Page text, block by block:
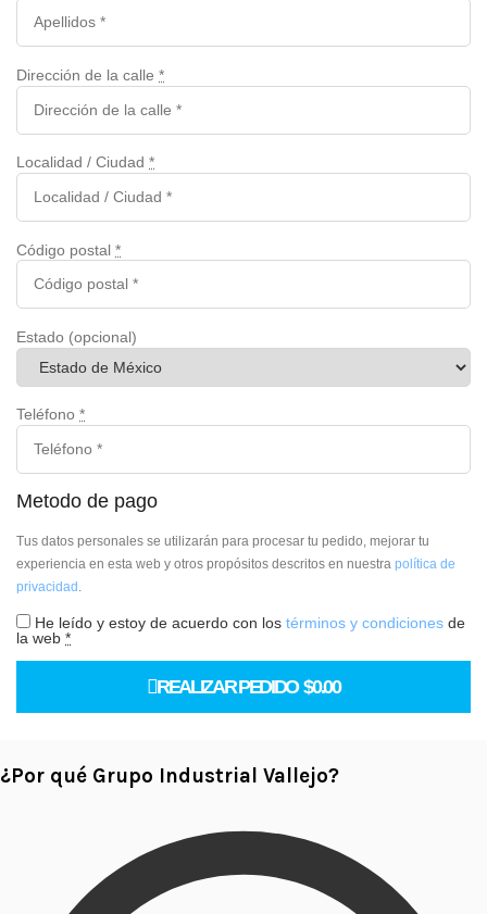
Dirección de la calle *
Localidad / Ciudad *
Código postal *
Estado (opcional)
Teléfono *
Metodo de pago
Tus datos personales se utilizarán para procesar tu pedido, mejorar tu
experiencia en esta web y otros propósitos descritos en nuestra política de
privacidad
He leído y estoy de acuerdo con los términos y condiciones de
la web *
REALIZAR PEDIDO $0.00
¿Por qué Grupo Industrial Vallejo?